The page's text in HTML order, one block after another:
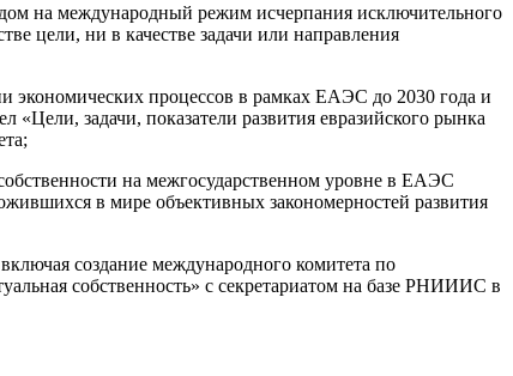
на международный режим исчерпания исключительного
цели, ни в качестве задачи или направления
экономических процессов в рамках ЕАЭС до 2030 года и
задачи, показатели развития евразийского рынка
на межгосударственном уровне в ЕАЭС
в мире объективных закономерностей развития
создание международного комитета по
собственность» с секретариатом на базе РНИИИС в